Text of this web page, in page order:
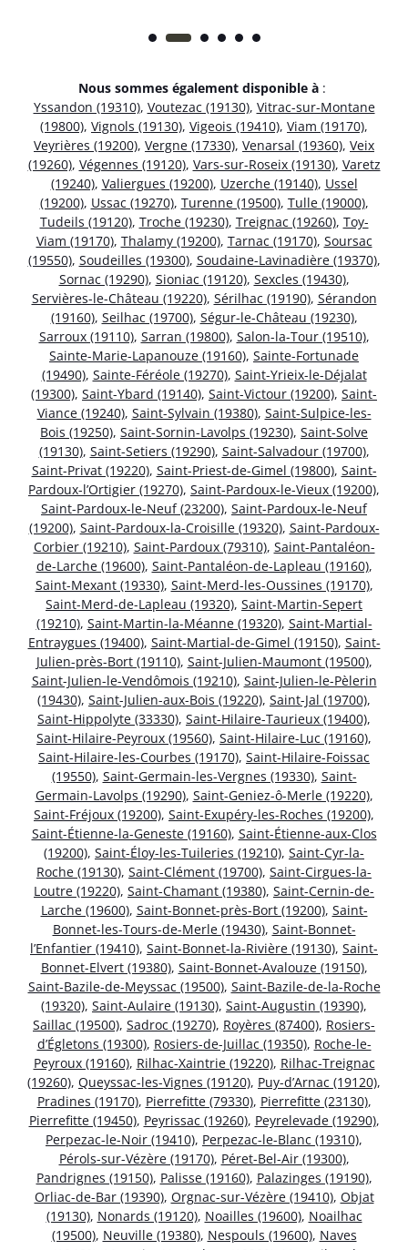
Nous sommes également disponible à :
Yssandon (19310), Voutezac (19130), Vitrac-sur-Montane
(19800), Vignols (19130), Vigeois (19410), Viam (19170),
Veyrières (19200), Vergne (17330), Venarsal (19360), Veix
(19260), Végennes (19120), Vars-sur-Roseix (19130), Varetz
(19240), Valiergues (19200), Uzerche (19140), Ussel
(19200), Ussac (19270), Turenne (19500), Tulle (19000),
Tudeils (19120), Troche (19230), Treignac (19260), Toy-
Viam (19170), Thalamy (19200), Tarnac (19170), Soursac
(19550), Soudeilles (19300), Soudaine-Lavinadière (19370),
Sornac (19290), Sioniac (19120), Sexcles (19430),
Servières-le-Château (19220), Sérilhac (19190), Sérandon
(19160), Seilhac (19700), Ségur-le-Château (19230),
Sarroux (19110), Sarran (19800), Salon-la-Tour (19510),
Sainte-Marie-Lapanouze (19160), Sainte-Fortunade
(19490), Sainte-Féréole (19270), Saint-Yrieix-le-Déjalat
(19300), Saint-Ybard (19140), Saint-Victour (19200), Saint-
Viance (19240), Saint-Sylvain (19380), Saint-Sulpice-les-
Bois (19250), Saint-Sornin-Lavolps (19230), Saint-Solve
(19130), Saint-Setiers (19290), Saint-Salvadour (19700),
Saint-Privat (19220), Saint-Priest-de-Gimel (19800), Saint-
Pardoux-l’Ortigier (19270), Saint-Pardoux-le-Vieux (19200),
Saint-Pardoux-le-Neuf (23200), Saint-Pardoux-le-Neuf
(19200), Saint-Pardoux-la-Croisille (19320), Saint-Pardoux-
Corbier (19210), Saint-Pardoux (79310), Saint-Pantaléon-
de-Larche (19600), Saint-Pantaléon-de-Lapleau (19160),
Saint-Mexant (19330), Saint-Merd-les-Oussines (19170),
Saint-Merd-de-Lapleau (19320), Saint-Martin-Sepert
(19210), Saint-Martin-la-Méanne (19320), Saint-Martial-
Entraygues (19400), Saint-Martial-de-Gimel (19150), Saint-
Julien-près-Bort (19110), Saint-Julien-Maumont (19500),
Saint-Julien-le-Vendômois (19210), Saint-Julien-le-Pèlerin
(19430), Saint-Julien-aux-Bois (19220), Saint-Jal (19700),
Saint-Hippolyte (33330), Saint-Hilaire-Taurieux (19400),
Saint-Hilaire-Peyroux (19560), Saint-Hilaire-Luc (19160),
Saint-Hilaire-les-Courbes (19170), Saint-Hilaire-Foissac
(19550), Saint-Germain-les-Vergnes (19330), Saint-
Germain-Lavolps (19290), Saint-Geniez-ô-Merle (19220),
Saint-Fréjoux (19200), Saint-Exupéry-les-Roches (19200),
Saint-Étienne-la-Geneste (19160), Saint-Étienne-aux-Clos
(19200), Saint-Éloy-les-Tuileries (19210), Saint-Cyr-la-
Roche (19130), Saint-Clément (19700), Saint-Cirgues-la-
Loutre (19220), Saint-Chamant (19380), Saint-Cernin-de-
Larche (19600), Saint-Bonnet-près-Bort (19200), Saint-
Bonnet-les-Tours-de-Merle (19430), Saint-Bonnet-
l’Enfantier (19410), Saint-Bonnet-la-Rivière (19130), Saint-
Bonnet-Elvert (19380), Saint-Bonnet-Avalouze (19150),
Saint-Bazile-de-Meyssac (19500), Saint-Bazile-de-la-Roche
(19320), Saint-Aulaire (19130), Saint-Augustin (19390),
Saillac (19500), Sadroc (19270), Royères (87400), Rosiers-
d’Égletons (19300), Rosiers-de-Juillac (19350), Roche-le-
Peyroux (19160), Rilhac-Xaintrie (19220), Rilhac-Treignac
(19260), Queyssac-les-Vignes (19120), Puy-d’Arnac (19120),
Pradines (19170), Pierrefitte (79330), Pierrefitte (23130),
Pierrefitte (19450), Peyrissac (19260), Peyrelevade (19290),
Perpezac-le-Noir (19410), Perpezac-le-Blanc (19310),
Pérols-sur-Vézère (19170), Péret-Bel-Air (19300),
Pandrignes (19150), Palisse (19160), Palazinges (19190),
Orliac-de-Bar (19390), Orgnac-sur-Vézère (19410), Objat
(19130), Nonards (19120), Noailles (19600), Noailhac
(19500), Neuville (19380), Nespouls (19600), Naves